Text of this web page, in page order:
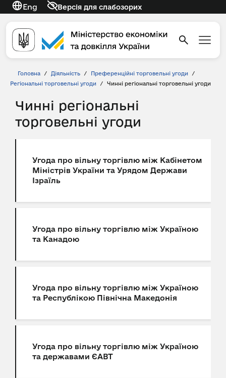
Eng Версія для слабозорих
Головна / Діяльність / Преференційні торговельні угоди
/
Регіональні торговельні угоди
/ Чинні регіональні торговельні угоди
Чинні регіональні
торговельні угоди
Угода про вільну торгівлю між Кабінетом
Міністрів України та Урядом Держави
Ізраїль
Угода про вільну торгівлю між Україною
та Канадою
Угода про вільну торгівлю між Україною
та Республікою Північна Македонія
Угода про вільну торгівлю між Україною
та державами ЄАВТ